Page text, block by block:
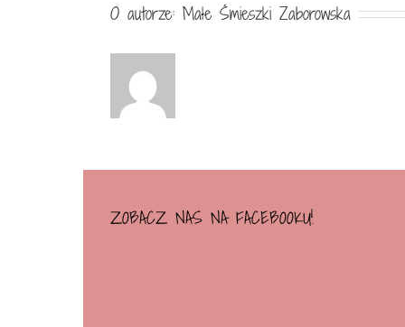
O autorze: Małe Śmieszki Zaborowska
ZOBACZ NAS NA FACEBOOKU!